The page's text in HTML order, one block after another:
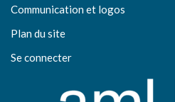
Communication et logos
Plan du site
Se connecter